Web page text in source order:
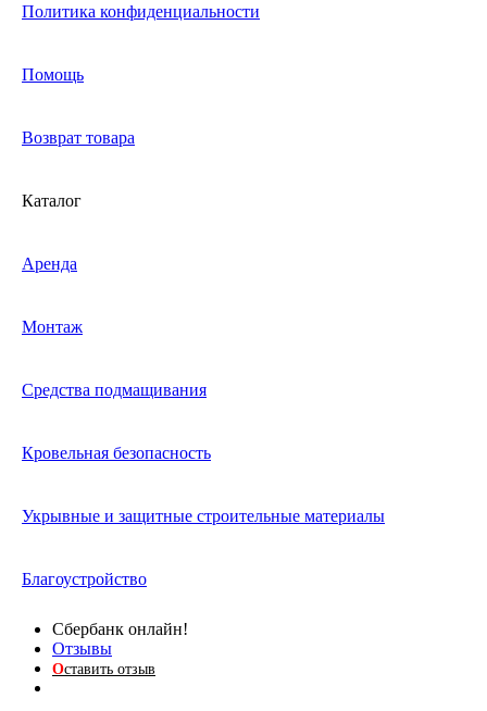
Политика конфиденциальности
Помощь
Возврат товара
Каталог
Аренда
Монтаж
Средства подмащивания
Кровельная безопасность
Укрывные и защитные строительные материалы
Благоустройство
Сбербанк онлайн!
Отзывы
Оставить отзыв